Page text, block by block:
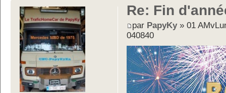
Re: Fin
par PapyKy» 01
040840